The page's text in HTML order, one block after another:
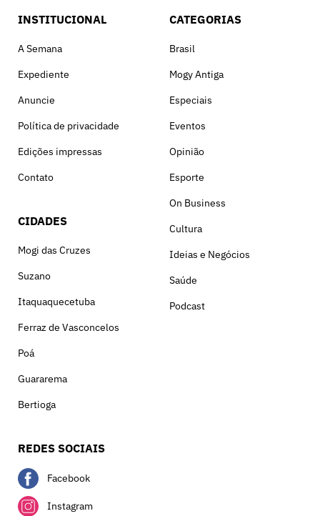
INSTITUCIONAL
A Semana
Expediente
Anuncie
Política de privacidade
Edições impressas
Contato
CIDADES
Mogi das Cruzes
Suzano
Itaquaquecetuba
Ferraz de Vasconcelos
Poá
Guararema
Bertioga
CATEGORIAS
Brasil
Mogy Antiga
Especiais
Eventos
Opinião
Esporte
On Business
Cultura
Ideias e Negócios
Saúde
Podcast
REDES SOCIAIS
Facebook
Instagram